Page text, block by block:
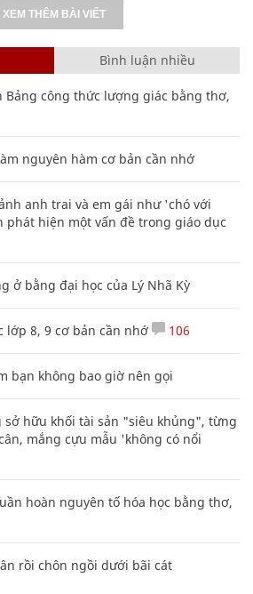
XEM THÊM BÀI VIẾT
Bình luận nhiều
Bảng công thức lượng giác bằng thơ,
nguyên hàm cơ bản cần nhớ
anh trai và em gái như 'chó với
phát hiện một vấn đề trong giáo dục
ở bằng đại học của Lý Nhã Kỳ
lớp 8, 9 cơ bản cần nhớ 106
bạn không bao giờ nên gọi
sở hữu khối tài sản "siêu khủng", từng
mắng cựu mẫu 'không có nổi
hoàn nguyên tố hóa học bằng thơ,
rồi chôn ngồi dưới bãi cát